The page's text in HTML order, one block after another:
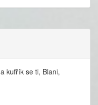
a kufřík se ti, Blani,